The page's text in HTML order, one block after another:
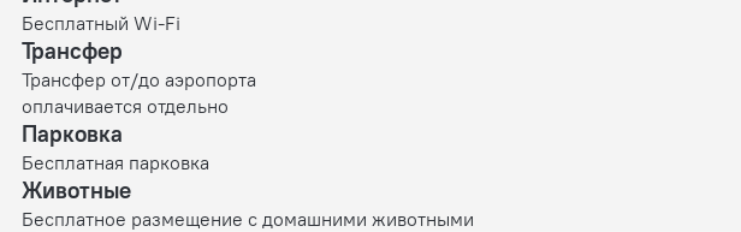
Бесплатный Wi-Fi
Трансфер
Трансфер от/до аэропорта
оплачивается отдельно
Парковка
Бесплатная парковка
Животные
Бесплатное размещение с домашними животными